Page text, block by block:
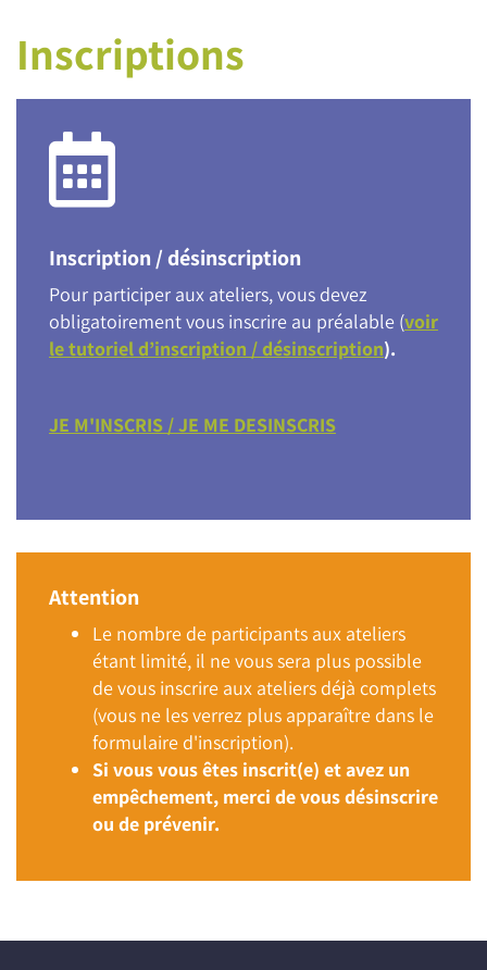
Inscriptions
Inscription / désinscription
Pour participer aux ateliers, vous devez
obligatoirement vous inscrire au préalable (voir
le tutoriel d’inscription / désinscription).
JE M'INSCRIS / JE ME DESINSCRIS
Attention
Le nombre de participants aux ateliers
étant limité, il ne vous sera plus possible
de vous inscrire aux ateliers déjà complets
(vous ne les verrez plus apparaître dans le
formulaire d'inscription).
Si vous vous êtes inscrit(e) et avez un
empêchement, merci de vous désinscrire
ou de prévenir.